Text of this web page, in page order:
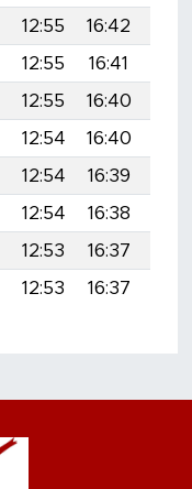
12:55 16:42
12:55 16:41
12:55 16:40
12:54 16:40
12:54 16:39
12:54 16:38
12:53 16:37
12:53 16:37